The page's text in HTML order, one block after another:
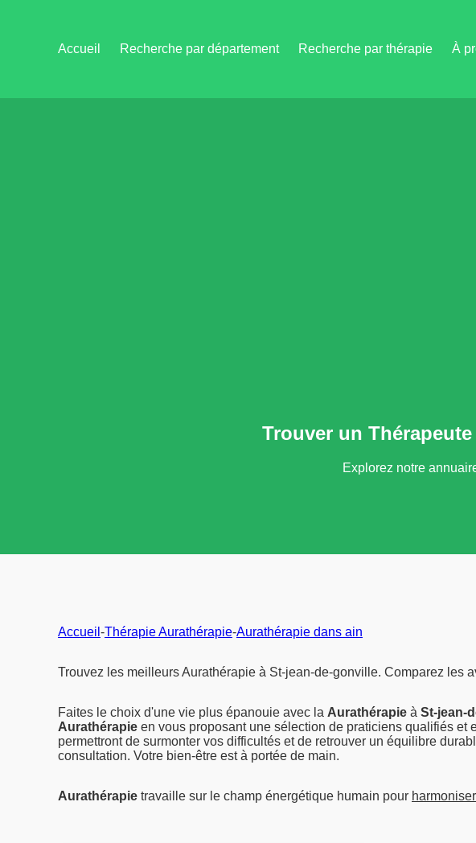
Accueil Recherche par département Recherche par thérapie À
Trouver un
Explorez notre
Accueil -Thérapie Aurathérapie-Aurathérapie dans ain
Trouvez les meilleurs Aurathérapie à St-jean-de-gonville. Comparez les
Faites le choix d'une vie plus épanouie avec la Aurathérapie à St-jean-
Aurathérapie en vous proposant une sélection de praticiens qualifiés et
permettront de surmonter vos difficultés et de retrouver un équilibre
consultation. Votre bien-être est à portée de main.
Aurathérapie travaille sur le champ énergétique humain pour